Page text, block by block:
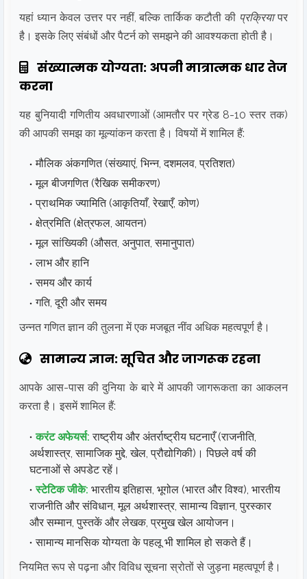
यहां ध्यान केवल उत्तर पर नहीं, बल्कि तार्किक कटौती की प्रक्रियापर
है। इसके लिए संबंधों और पैटर्न को समझने की आवश्यकता होती है।
संख्यात्मक योग्यता: अपनी मात्रात्मक धार तेज
करना
यह बुनियादी गणितीय अवधारणाओं (आमतौर पर ग्रेड 8-10 स्तर तक)
की आपकी समझ का मूल्यांकन करता है। विषयों में शामिल हैं:
मौलिक अंकगणित (संख्याएं, भिन्न, दशमलव, प्रतिशत)
मूल बीजगणित (रैखिक समीकरण)
प्राथमिक ज्यामिति (आकृतियाँ, रेखाएँ, कोण)
क्षेत्रमिति (क्षेत्रफल, आयतन)
मूल सांख्यिकी (औसत, अनुपात, समानुपात)
लाभ और हानि
समय और कार्य
गति, दूरी और समय
उन्नत गणित ज्ञान की तुलना में एक मजबूत नींव अधिक महत्वपूर्ण है।
सामान्य ज्ञान: सूचित और जागरूक रहना
आपके आस-पास की दुनिया के बारे में आपकी जागरूकता का आकलन
करता है। इसमें शामिल हैं:
करंट अफेयर्स: राष्ट्रीय और अंतर्राष्ट्रीय घटनाएँ (राजनीति,
अर्थशास्त्र, सामाजिक मुद्दे, खेल, प्रौद्योगिकी)। पिछले वर्ष की
घटनाओं से अपडेट रहें।
स्टेटिक जीके: भारतीय इतिहास, भूगोल (भारत और विश्व), भारतीय
राजनीति और संविधान, मूल अर्थशास्त्र, सामान्य विज्ञान, पुरस्कार
और सम्मान, पुस्तकें और लेखक, प्रमुख खेल आयोजन।
सामान्य मानसिक योग्यता के पहलू भी शामिल हो सकते हैं।
नियमित रूप से पढ़ना और विविध सूचना स्रोतों से जुड़ना महत्वपूर्ण है।